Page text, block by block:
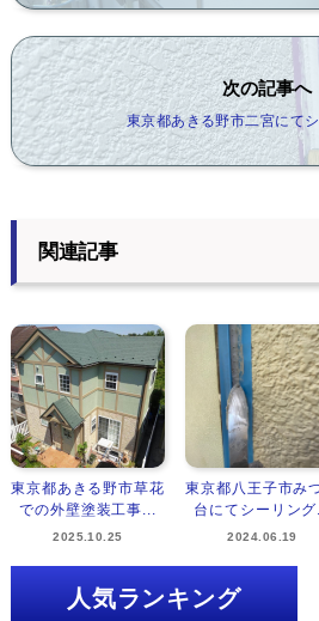
次の記事へ
東京都あきる野市二宮にて
関連記事
東京都あきる野市草花
での外壁塗装工事...
2025.10.25
東京都八王子市み
台にてシーリン
2024.06.19
人気ランキング